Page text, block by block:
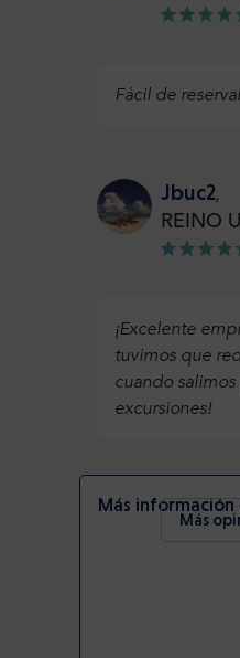
Fácil de
Jbuc2,
REINO
¡Excelente
tuvimos que
cuando
excursiones!
Más información
Más